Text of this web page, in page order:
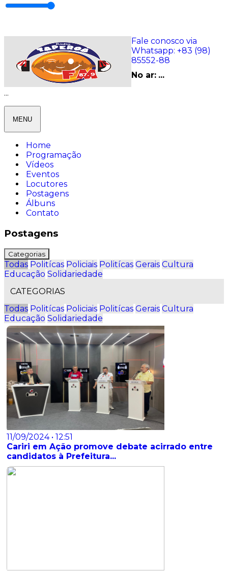
Fale conosco via
Whatsapp: +83 (98)
85552-88
No ar: ...
...
MENU
Home
Programação
Vídeos
Eventos
Locutores
Postagens
Álbuns
Contato
Postagens
Categorias
Todas Politícas Policiais Politícas Gerais Cultura
Educação Solidariedade
CATEGORIAS
Todas Politícas Policiais Politícas Gerais Cultura
Educação Solidariedade
11/09/2024 • 12:51
​Cariri em Ação promove debate acirrado entre
candidatos à Prefeitura...